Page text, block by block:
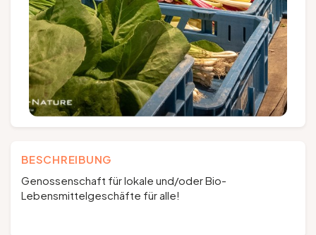
EN NL DE
BESCHREIBUNG
Genossenschaft für lokale und/oder Bio-
Lebensmittelgeschäfte für alle!